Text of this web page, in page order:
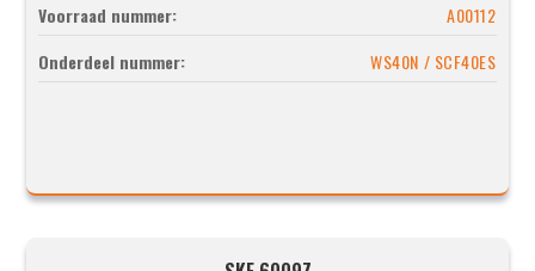
Voorraad nummer:
A00112
Onderdeel nummer:
WS40N / SCF40ES